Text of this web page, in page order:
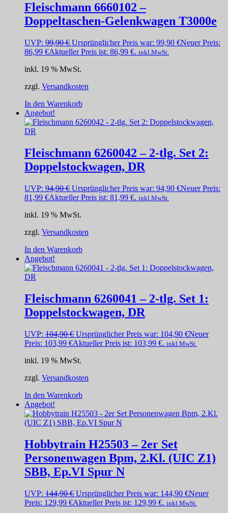
Fleischmann 6660102 –
Doppeltaschen-Gelenkwagen T3000e
UVP: 99,90€ Ursprünglicher Preis war: 99,90 €Neuer Preis:
86,99 €Aktueller Preis ist: 86,99 €. inkl.MwSt.
inkl. 19 % MwSt.
zzgl. Versandkosten
In den Warenkorb
Angebot!
Fleischmann 6260042 – 2-tlg. Set 2:
Doppelstockwagen, DR
UVP: 94,90€ Ursprünglicher Preis war: 94,90 €Neuer Preis:
81,99 €Aktueller Preis ist: 81,99 €. inkl.MwSt.
inkl. 19 % MwSt.
zzgl. Versandkosten
In den Warenkorb
Angebot!
Fleischmann 6260041 – 2-tlg. Set 1:
Doppelstockwagen, DR
UVP: 104,90€ Ursprünglicher Preis war: 104,90 €Neuer
Preis: 103,99 €Aktueller Preis ist: 103,99 €. inkl.MwSt.
inkl. 19 % MwSt.
zzgl. Versandkosten
In den Warenkorb
Angebot!
Hobbytrain H25503 – 2er Set
Personenwagen Bpm, 2.Kl. (UIC Z1)
SBB, Ep.VI Spur N
UVP: 144,90€ Ursprünglicher Preis war: 144,90 €Neuer
Preis: 129,99 €Aktueller Preis ist: 129,99 €. inkl.MwSt.